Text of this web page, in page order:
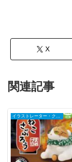
X
関連記事
イラストレーター・クリエイター